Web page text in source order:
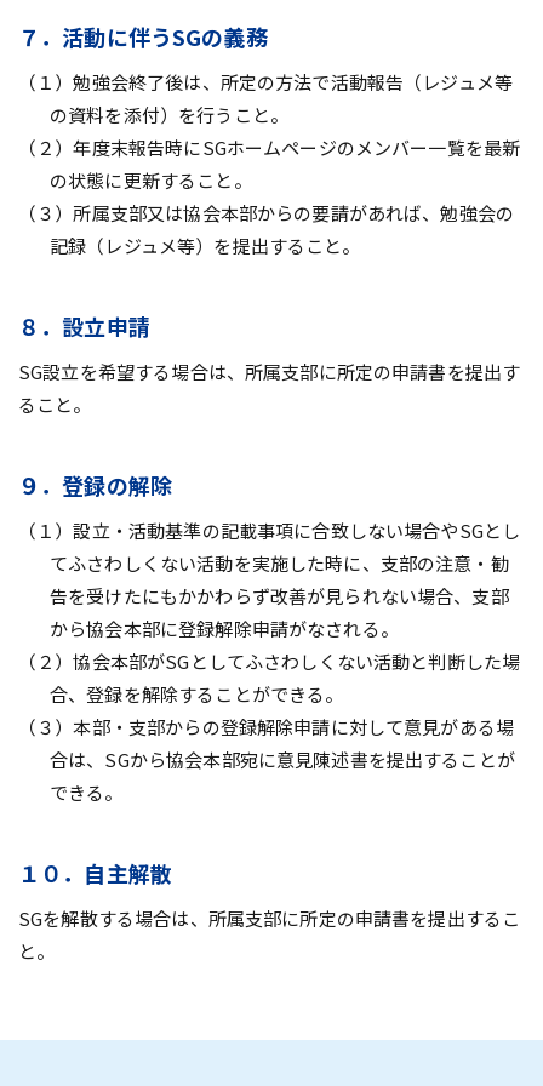
７．活動に伴うSGの義務
（１）勉強会終了後は、所定の方法で活動報告（レジュメ等
の資料を添付）を行うこと。
（２）年度末報告時にSGホームページのメンバー一覧を最新
の状態に更新すること。
（３）所属支部又は協会本部からの要請があれば、勉強会の
記録（レジュメ等）を提出すること。
８．設立申請
SG設立を希望する場合は、所属支部に所定の申請書を提出す
ること。
９．登録の解除
（１）設立・活動基準の記載事項に合致しない場合やSGとし
てふさわしくない活動を実施した時に、支部の注意・勧
告を受けたにもかかわらず改善が見られない場合、支部
から協会本部に登録解除申請がなされる。
（２）協会本部がSGとしてふさわしくない活動と判断した場
合、登録を解除することができる。
（３）本部・支部からの登録解除申請に対して意見がある場
合は、SGから協会本部宛に意見陳述書を提出することが
できる。
１０．自主解散
SGを解散する場合は、所属支部に所定の申請書を提出するこ
と。